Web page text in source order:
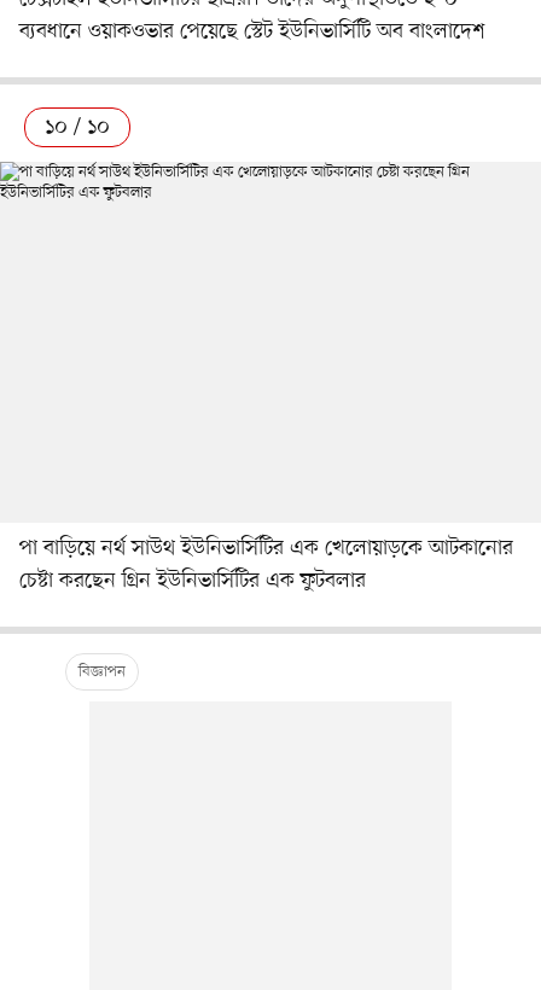
ব্যবধানে ওয়াকওভার পেয়েছে স্টেট ইউনিভার্সিটি অব বাংলাদেশ
১০ / ১০
পা বাড়িয়ে নর্থ সাউথ ইউনিভার্সিটির এক খেলোয়াড়কে আটকানোর
চেষ্টা করছেন গ্রিন ইউনিভার্সিটির এক ফুটবলার